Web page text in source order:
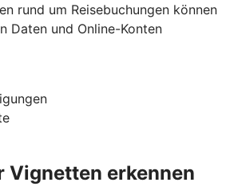
rund um Reisebuchungen können
Daten und Online-Konten
Vignetten erkennen